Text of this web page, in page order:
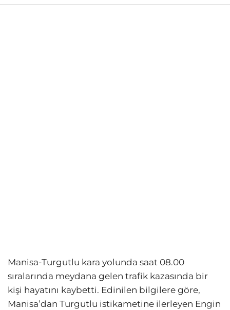
Manisa-Turgutlu kara yolunda saat 08.00
sıralarında meydana gelen trafik kazasında bir
kişi hayatını kaybetti. Edinilen bilgilere göre,
Manisa’dan Turgutlu istikametine ilerleyen Engin